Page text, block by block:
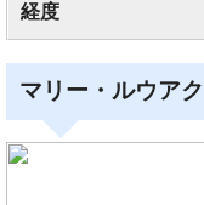
経度
マリー・ルウア